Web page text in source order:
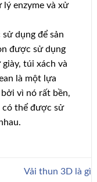
lý enzyme và xử
dụng để sản
được sử dụng
túi xách và
là một lựa
vì nó rất bền,
có thể được sử
Vải thun 3D là gì